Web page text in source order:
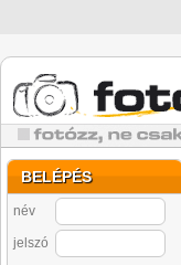
BELÉPÉS
név
jelszó